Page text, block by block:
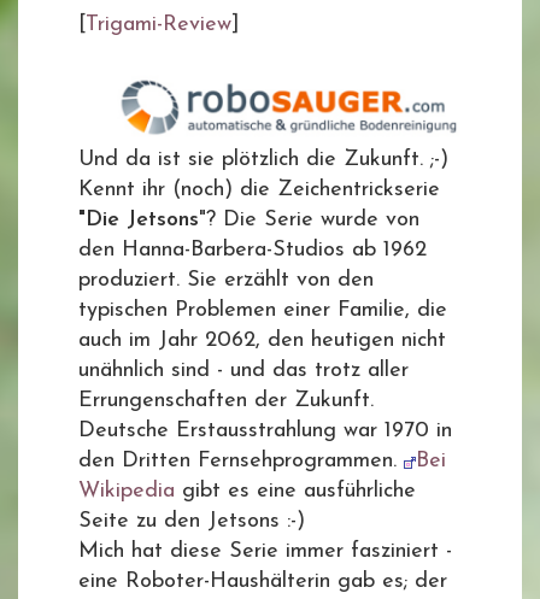
Trigami-Review
Und da ist sie plötzlich die Zukunft. ;-)
Kennt ihr (noch) die Zeichentrickserie
"Die Jetsons"? Die Serie wurde von
den Hanna-Barbera-Studios ab 1962
produziert. Sie erzählt von den
typischen Problemen einer Familie, die
auch im Jahr 2062, den heutigen nicht
unähnlich sind - und das trotz aller
Errungenschaften der Zukunft.
Deutsche Erstausstrahlung war 1970 in
den Dritten Fernsehprogrammen.
Bei
Wikipedia gibt es eine ausführliche
Seite zu den Jetsons :-)
Mich hat diese Serie immer fasziniert -
eine Roboter-Haushälterin gab es; der